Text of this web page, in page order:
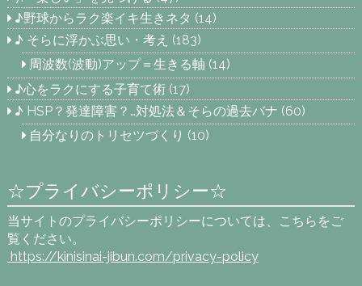
♪野球からラク楽イキ生きネタ (14)
♪ そらに浮かぶ思い・考え (183)
周波数(波動)アップ＝生きる軸 (14)
♪心をラクにする子育て術 (17)
♪ HSP？発達障害？…対処法＆そらの過去バナ (60)
自分なりのトリセツづくり (10)
☆プライバシーポリシー☆
当サイトのプライバシーポリシーについては、こちらをご
覧ください。
https://kinisinai-jibun.com/privacy-policy